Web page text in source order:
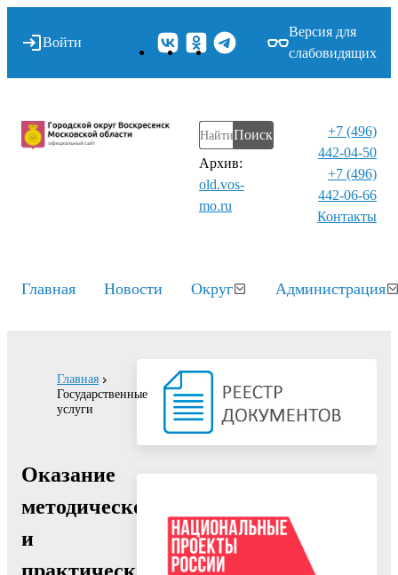
Войти
Версия для
слабовидящих
Поиск
Архив:
old.vos-
mo.ru
+7 (496)
442-04-50
+7 (496)
442-06-66
Контакты⁠
Главная Новости Округ Администрация
Главная
Государственные
услуги
Оказание
методической
и